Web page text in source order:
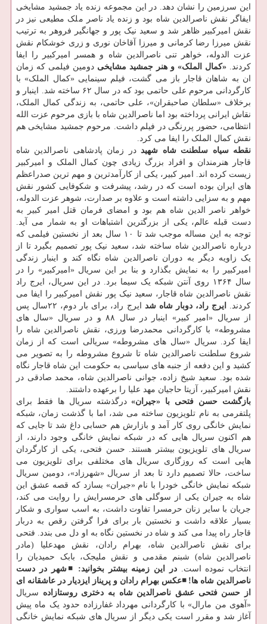
این سرزمین را نشان دهد. در این مجموعه زنده یاد جمشید مشایخی
ایفاگر نقش ناصرالدین شاه بود و زنده یاد ناصر ملک مطیعی نیز در
نقش امیرکبیر ظاهر شد و سعید نیک پور و جهانگیر فروهر به ترتیب
نقش میرزا رضا کرمانی و میرزا آقاخان نوری و زری خوشکام نقش
عزت الدوله، خواهر تنی ناصرالدین شاه و همسر امیرکبیر را ایفا
کردند. «کمال الملک» و هنر جمشید مشایخی دومین فیلمی که زمان
ان به شاهان قاجار باز می گشت، فیلم سینمایی «کمال الملک» با
کارگردانی مرحوم علی حاتمی بود که در سال ۶۲ ساخته شد. اینبار و
برخلاف «سلطان صاحبقران»، علی حاتمی، به زندگی کمال الملک،
نقاش ایرانی پرداخته بود اما ناصرالدین شاه با بازی مرحوم عزت الله
انتظامی، حضور پررنگی در فیلم داشت. مرحوم جمشید مشایخی هم
نقش کمال الملک را ایفا می کرد.
نقطه سیاه سلطنت شاه شهیددر زمان پادشاهی ناصرالدین شاه
قاجار هنرمندان و افراد بزرگ زیادی چون کمال الملک و امیرکبیر
زیست کرده اند. امیر کبیر، یکی از کارآمدترین و مهم ترین صدراعظم
های ایران بوده است که در رشد، پیشرفت و شکوفایی کشور نقش
مهم و به سزایی داشته است و علاوه بر صدارت، شوهر عزت الدوله،
خواهر ناصر الدین شاه هم بود و امضای فرمان قتل امیر کبیر به
دست قبله عالم، یکی از بزرگترین اشتباهات او به شمار می آید.
توجه به این مساله موجب شد تا ۱۰ سال بعد از نخستین فیلمی که
درباره ناصرالدین شاه ساخته شد، سعید نیک پور تصمیم بگیرد تا از
یک زاویه دیگر به دوران ناصرالدین شاه نگاه کند و اینبار زندگی
امیرکبیر را به نمایش بگذارد و بنا بر این سریال «امیرکبیر» را در
سال ۱۳۶۴ روی آنتن شبکه یک سیما برد. در این سریال، ایرج راد
نقش ناصرالدین شاه قاجار، سعید نیک پور نقش امیرکبیر را ایفا می
کردند.
ایرج راد، دوبار شاه شد
ایرج راد، برای بار دوم، ۲۲سال پس
از سریال «امیر کبیر» اینبار در سال ۸۸ و در سریال «سال های
مشروطه» با کارگردانی محمدرضا ورزی، نقش ناصرالدین شاه را
ایفا کرد. سریال «سال های مشروطه» سریالی است که از زمان
شروع سلطنت ناصرالدین شاه تا شروع مشروطه را به تصویر می
کشید و این دفعه از جنبه های سیاسی به حکومت این شاه قاجار نگاه
شده بود. سعید شیخ زاده، جوانی ناصرالدین شاه، محمد صادقی در
نقش امیرکبیر، آزیتا حاجیان مهد علیا را برعهده داشتند.
بازگشت حسن فتحی با «جیران»درگذشته سریال ها فقط برای
پلتفرمی به نام تلویزیون ساخته می شد، اما با گذشت زمان، شبکه
نمایش خانگی روی کار آمد و بازارش هم حسابی داغ شد تا جایی که
هم اکنون سریال هایی که در شبکه نمایش خانگی وجود دارند، از
سریال های تلویزیون بیشتر هستند. حسن فتحی، یکی از کارگردان
هایی است که روزگاری سریال های مختلفی برای تلویزیون می
ساخت، حالا تصمیم دارد تا بعد از سریال «شهرزاد»، دومین سریال
شبکه نمایش خانگی خودرا با نام «جیران» بسازد که قصه عشق این
شاه به جیران یکی از سوگلی های حرمسرایش را روایت می کند،
جریان با سایر زنان حرمسرا تفاوت داشت، به اسب سواری و شکار
بسیار علاقه داشت و نخستین بار برای فرا گرفتن رقص به دربار
قاجار راه پیدا می کند و شاه در نخستین نگاه به او دل می بندد. فتحی
برای نقش ناصرالدین شاه، بهرام رادان، نقش مهدعلیا (مادر
ناصرالدین شاه) شبنم مقدمی و نقش ملیجک، بابک حمیدیان را
انتخاب نموده است.در این زمینه بیشتر بخوانید:
◾️شهر در دست
ناصرالدین شاه ها! ◾️عکس بهرام رادان و پریناز ایزدیار در عاشقانه ای
از حسن فتحی عشق ناصرالدین شاه به دختری روستازاده سریال
«آهوی من مارال» با کارگردانی مهرداد غفارزاده حدود یک ماه پیش
آغاز شد و مقرر است یکی دیگر از سریال های شبکه نمایش خانگی